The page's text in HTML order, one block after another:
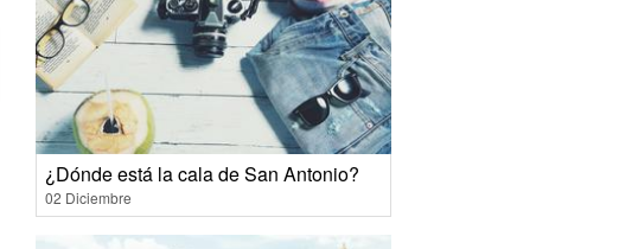
¿Dónde está la cala de San Antonio?
02 Diciembre